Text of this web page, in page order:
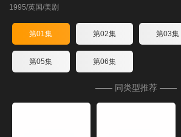
1995/英国/美剧
第01集 第02集 第03集
第05集 第06集
—— 同类型推荐 ——